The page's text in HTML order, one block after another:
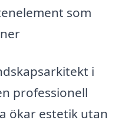
som
i
professionell
ökar estetik utan